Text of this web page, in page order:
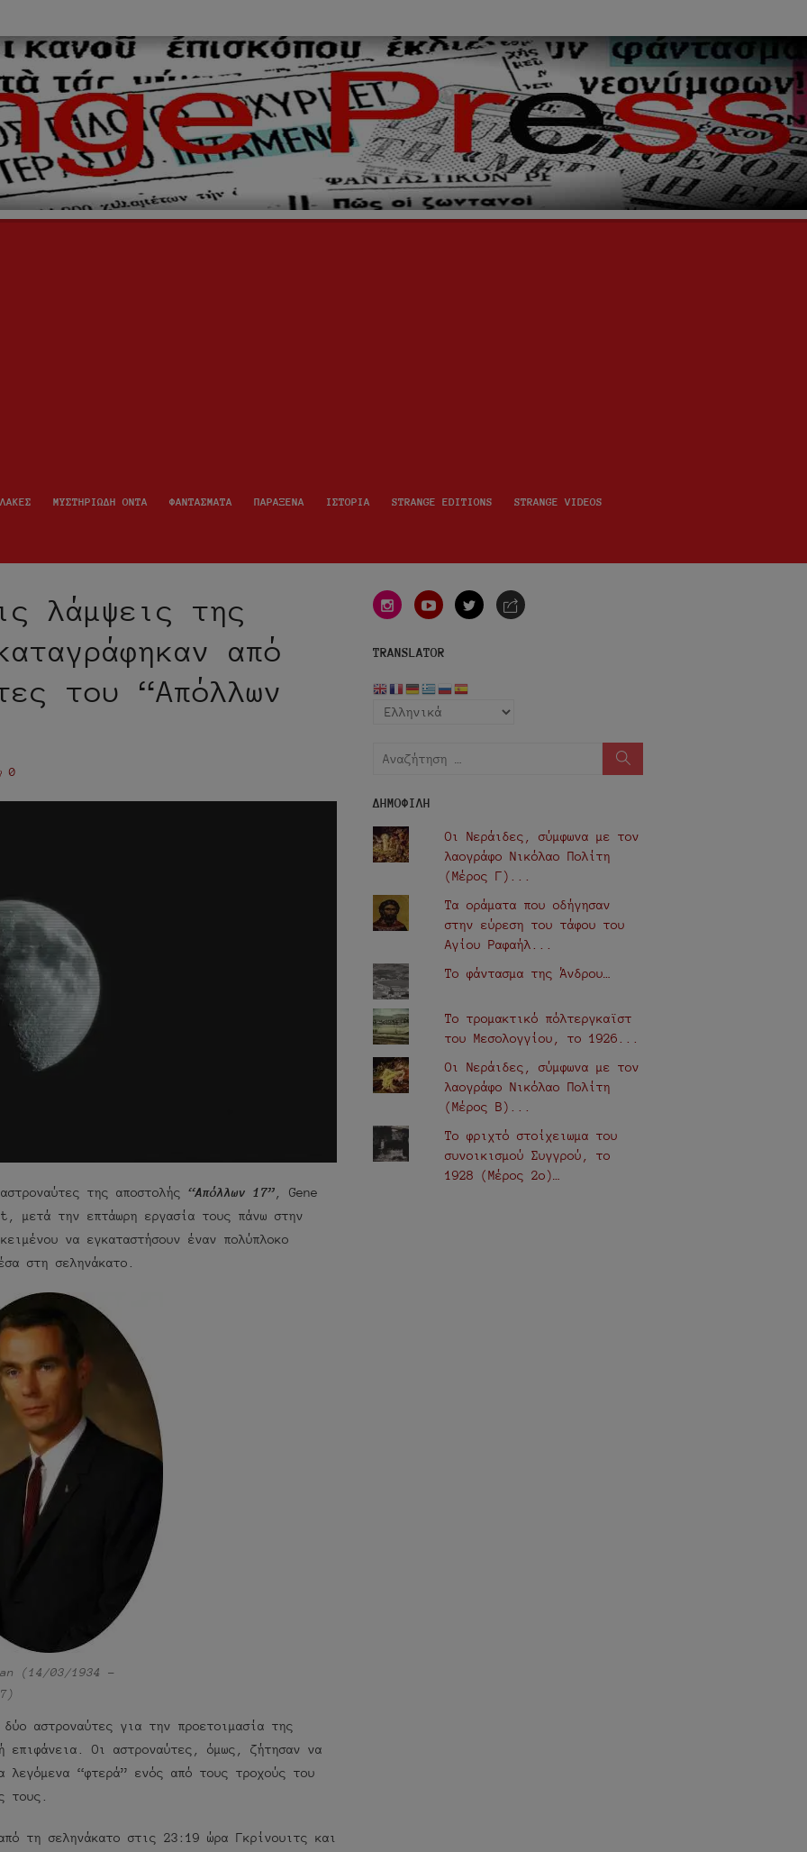
ΜΥΣΤΗΡΙΩΔΗ ΟΝΤΑ ΦΑΝΤΑΣΜΑΤΑ ΠΑΡΑΞΕΝΑ ΙΣΤΟΡΙΑ STRANGE EDITIONS STRANGE VIDEOS
λάμψεις της
από
του “Απόλλων
0
της αποστολής “Απόλλων 17” , Gene
μετά την επτάωρη εργασία τους πάνω στην
να εγκαταστήσουν έναν πολύπλοκο
στη σεληνάκατο.
(14/03/1934 –
αστροναύτες για την προετοιμασία της
επιφάνεια. Οι αστροναύτες, όμως, ζήτησαν να
λεγόμενα “φτερά” ενός από τους τροχούς του
τους.
τη σεληνάκατο στις 23:19 ώρα Γκρίνουιτς και
instagramyoutube twittere-
TRANSLATOR
Αναζήτηση
ΔΗΜΟΦΙΛΗ
Οι Νεράιδες, σύμφωνα με τον
λαογράφο Νικόλαο Πολίτη
(Μέρος Γ)...
Τα οράματα που οδήγησαν
στην εύρεση του τάφου του
Αγίου Ραφαήλ...
Το φάντασμα της Άνδρου…
Το τρομακτικό πόλτεργκαϊστ
του Μεσολογγίου, το 1926...
Οι Νεράιδες, σύμφωνα με τον
λαογράφο Νικόλαο Πολίτη
(Μέρος Β)...
Το φριχτό στοίχειωμα του
συνοικισμού Συγγρού, το
1928 (Μέρος 2ο)…